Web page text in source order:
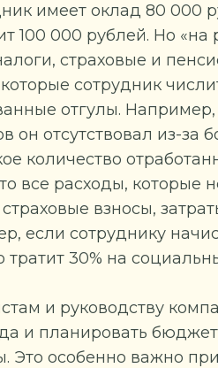
имеет оклад 80 000
100 000 рублей. Но «на
страховые и
сотрудник
отгулы.
он отсутствовал из-за
количество
все расходы, которые
взносы,
если сотруднику
30% на
и руководству
и планировать
Это особенно важно